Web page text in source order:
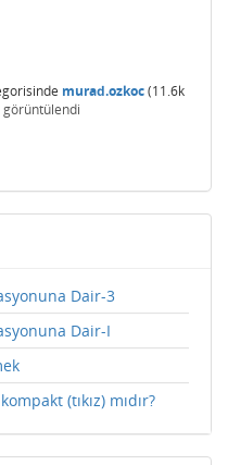
murad.ozkoc(11.6k
görüntülendi
Dair-3
Dair-I
(tıkız) mıdır?